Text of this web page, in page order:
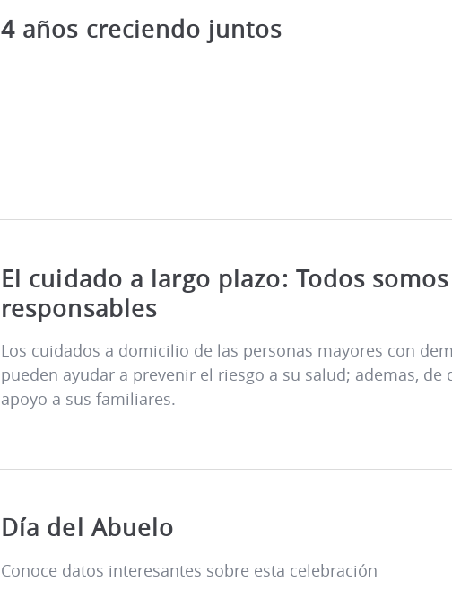
4 años creciendo juntos
El cuidado a largo plazo: Todos somos
responsables
Los cuidados a domicilio de las personas mayores con
pueden ayudar a prevenir el riesgo a su salud; ademas, de
apoyo a sus familiares.
Día del Abuelo
Conoce datos interesantes sobre esta celebración